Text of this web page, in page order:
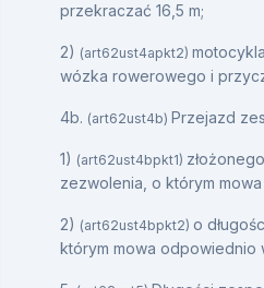
przekraczać 16,5 m;
2) (art62ust4apkt2)
wózka rowerowego i
4b. (art62ust4b) Przejazd
1) (art62ust4bpkt1)
zezwolenia, o którym
2) (art62ust4bpkt2) o
którym mowa odpowiednio